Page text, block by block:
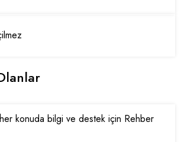
konuda bilgi ve destek için Rehber